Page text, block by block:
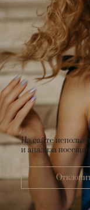
На сайте
и анализа